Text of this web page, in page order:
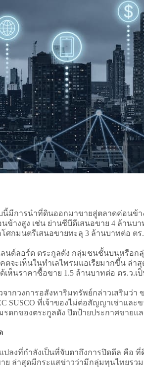
มีการนำที่ดินออกมาขายสู่ตลาดค่อนข้า
นข้างสูง เช่น ย่านซีบีดีเสนอขาย 4 ล้าน
ศกมนตรีเสนอขายทะลุ 3 ล้านบาทต่อ ตร
นด์ลอร์ด ตระกูลดัง กลุ่มชนชั้นบนหรือก
ตจะเห็นในทำเลไพรมแอเรียมากขึ้น
เห็นราคาซื้อขาย 1.5 ล้านบาทต่อ ตร.ว.เ
ากวงการอสังหาริมทรัพย์กล่าวเสริมว่
SUSCO ที่เจ้าของไม่ต่อสัญญาเช่าแ
รดกของตระกูลดัง ปิดป้ายประกาศขาย
ลงที่กำลังเป็นที่จับตาถึงการปิดดีล คือ
ย ล่าสุดมีกระแสข่าวว่ามีกลุ่มทุนไทยรว